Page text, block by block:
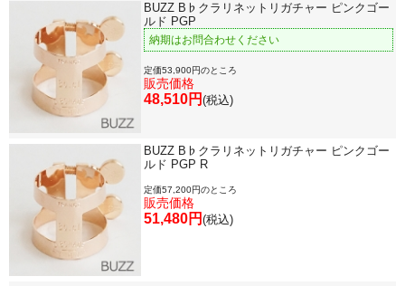
BUZZ B♭クラリネットリガチャー ピンクゴー
ルド PGP
納期はお問合わせください
定価53,900円のところ
販売価格
48,510円 (税込)
BUZZ B♭クラリネットリガチャー ピンクゴー
ルド PGP R
定価57,200円のところ
販売価格
51,480円 (税込)